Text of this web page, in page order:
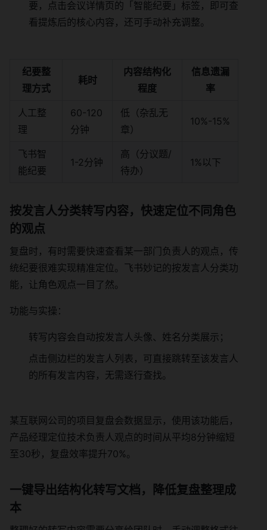
要，点击会议详情页的「智能纪要」标签，即可查
看提炼后的核心内容，还可手动补充调整。
纪要整
理方式
耗时
内容结构化
程度
信息遗漏
率
人工整
理
60-120
分钟
低（杂乱无
章）
10%-15%
飞书智
能纪要
1-2分钟
高（分议题/
待办）
1%以下
按发言人分类转写内容，快速定位不同角色
的观点
复盘时，有时需要快速查看某一部门负责人的观点，传
统纪要很难实现精准定位。飞书妙记的按发言人分类功
能，让角色观点一目了然。
功能与实操：
转写内容会自动按发言人头像、姓名分类展示；
点击侧边栏的发言人列表，可直接跳转至该发言人
的所有发言内容，无需逐行查找。
某互联网公司的项目复盘会数据显示，使用该功能后，
产品经理定位技术负责人观点的时间从平均8分钟缩短
至30秒，复盘效率提升70%。
一键导出结构化转写文档，降低复盘整理成
本